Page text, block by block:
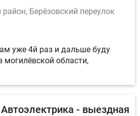
Берёзовский переулок
уже 4й раз и дальше буду
могилёвской области,
- выездная